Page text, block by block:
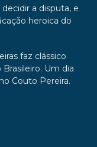
a disputa, e
heroica do
faz clássico
Um dia
Couto Pereira.